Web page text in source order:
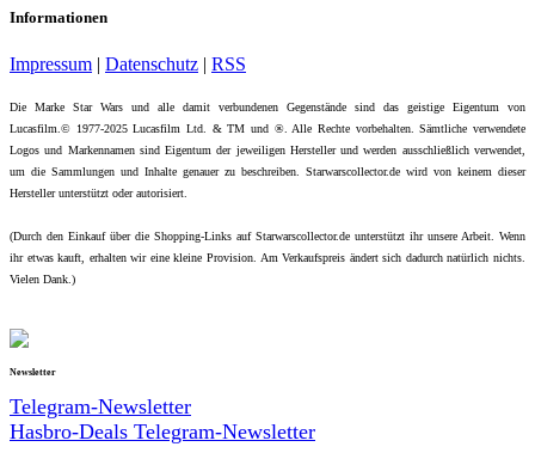
Informationen
Impressum | Datenschutz | RSS
Die Marke Star Wars und alle damit verbundenen Gegenstände sind das geistige Eigentum von
Lucasfilm.© 1977-2025 Lucasfilm Ltd. & TM und ®. Alle Rechte vorbehalten. Sämtliche verwendete
Logos und Markennamen sind Eigentum der jeweiligen Hersteller und werden ausschließlich verwendet,
um die Sammlungen und Inhalte genauer zu beschreiben. Starwarscollector.de wird von keinem dieser
Hersteller unterstützt oder autorisiert.
(Durch den Einkauf über die Shopping-Links auf Starwarscollector.de unterstützt ihr unsere Arbeit. Wenn
ihr etwas kauft, erhalten wir eine kleine Provision. Am Verkaufspreis ändert sich dadurch natürlich nichts.
Vielen Dank.)
Newsletter
Telegram-Newsletter
Hasbro-Deals Telegram-Newsletter